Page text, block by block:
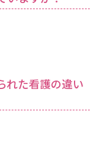
れた看護の違い